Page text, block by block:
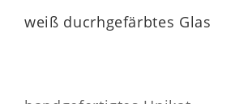
weiß ducrhgefärbtes Glas